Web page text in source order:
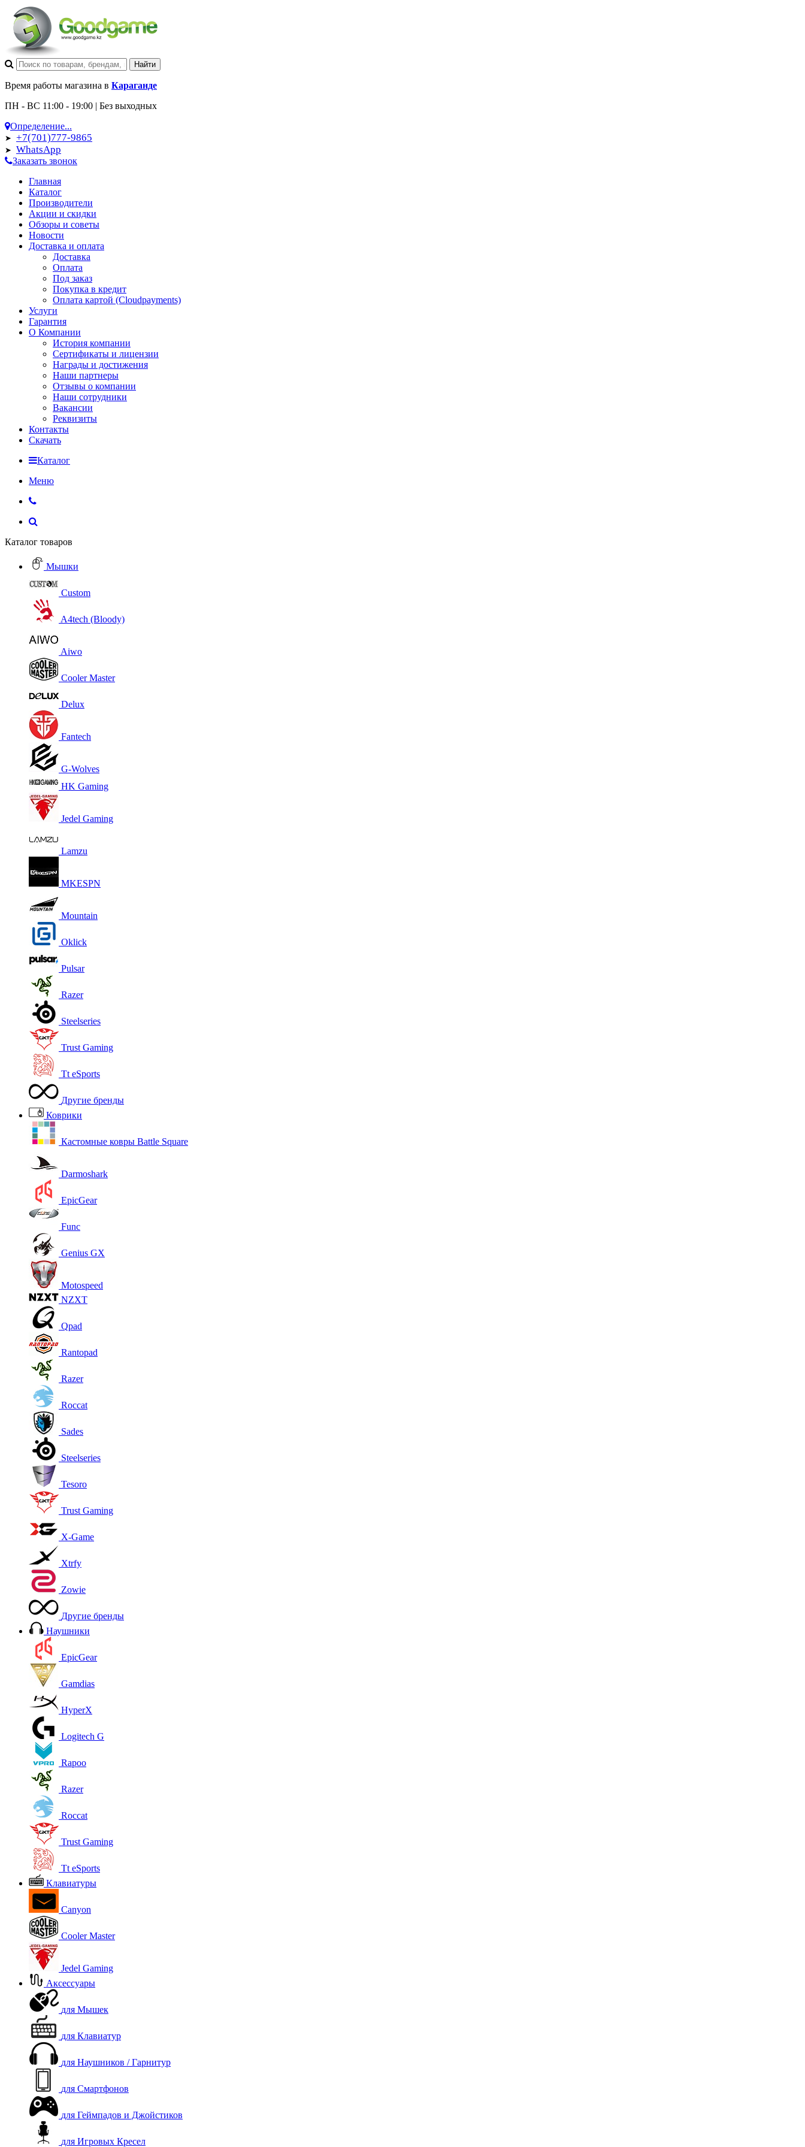
Время работы магазина в Караганде
ПН - ВС 11:00 - 19:00 | Без выходных
Определение...
➤ +7(701)777-9865
➤ WhatsApp
Заказать звонок
Главная
Каталог
Производители
Акции и скидки
Обзоры и советы
Новости
Доставка и оплата
Доставка
Оплата
Под заказ
Покупка в кредит
Оплата картой (Cloudpayments)
Услуги
Гарантия
О Компании
История компании
Сертификаты и лицензии
Награды и достижения
Наши партнеры
Отзывы о компании
Наши сотрудники
Вакансии
Реквизиты
Контакты
Скачать
Каталог
Меню
Каталог товаров
Мышки
Custom
A4tech (Bloody)
Aiwo
Cooler Master
Delux
Fantech
G-Wolves
HK Gaming
Jedel Gaming
Lamzu
MKESPN
Mountain
Oklick
Pulsar
Razer
Steelseries
Trust Gaming
Tt eSports
Другие бренды
Коврики
Кастомные ковры Battle Square
Darmoshark
EpicGear
Func
Genius GX
Motospeed
NZXT
Qpad
Rantopad
Razer
Roccat
Sades
Steelseries
Tesoro
Trust Gaming
X-Game
Xtrfy
Zowie
Другие бренды
Наушники
EpicGear
Gamdias
HyperX
Logitech G
Rapoo
Razer
Roccat
Trust Gaming
Tt eSports
Клавиатуры
Canyon
Cooler Master
Jedel Gaming
Аксессуары
для Мышек
для Клавиатур
для Наушников / Гарнитур
для Смартфонов
для Геймпадов и Джойстиков
для Игровых Кресел